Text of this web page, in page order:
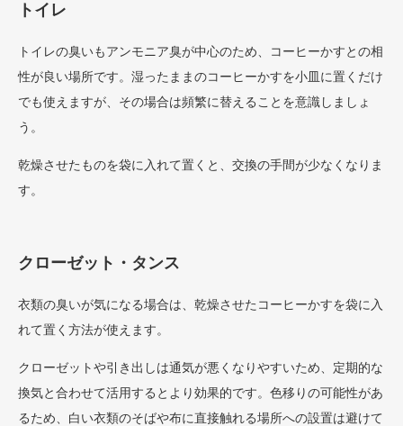
トイレ
トイレの臭いもアンモニア臭が中心のため、コーヒーかすとの相
性が良い場所です。湿ったままのコーヒーかすを小皿に置くだけ
でも使えますが、その場合は頻繁に替えることを意識しましょ
う。
乾燥させたものを袋に入れて置くと、交換の手間が少なくなりま
す。
クローゼット・タンス
衣類の臭いが気になる場合は、乾燥させたコーヒーかすを袋に入
れて置く方法が使えます。
クローゼットや引き出しは通気が悪くなりやすいため、定期的な
換気と合わせて活用するとより効果的です。色移りの可能性があ
るため、白い衣類のそばや布に直接触れる場所への設置は避けて